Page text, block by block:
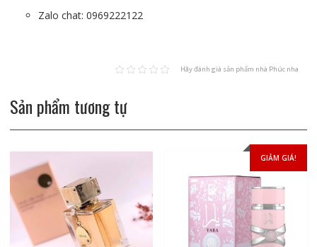
Zalo chat: 0969222122
Hãy đánh giá sản phẩm nhà Phúc nha
Sản phẩm tương tự
GIẢM GIÁ!